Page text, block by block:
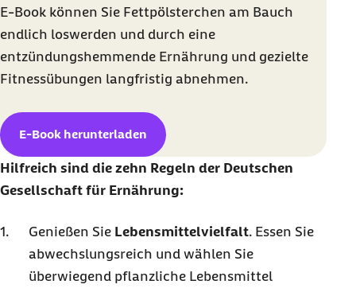
E-Book können Sie Fettpölsterchen am Bauch
endlich loswerden und durch eine
entzündungshemmende Ernährung und gezielte
Fitnessübungen langfristig abnehmen.
E-Book herunterladen
Hilfreich sind die zehn Regeln der Deutschen
Gesellschaft für Ernährung:
Genießen Sie Lebensmittelvielfalt. Essen Sie
abwechslungsreich und wählen Sie
überwiegend pflanzliche Lebensmittel